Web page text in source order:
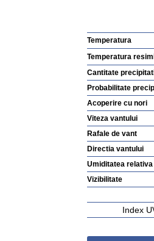
Temperatura
Temperatura
Cantitate
Probabilitate
Acoperire cu nori
Viteza vantului
Rafale de vant
Directia vantului
Umiditatea relativa
Vizibilitate
Index